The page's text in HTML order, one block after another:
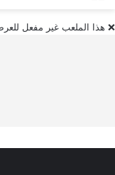
❌ هذا الملعب غير مفعل